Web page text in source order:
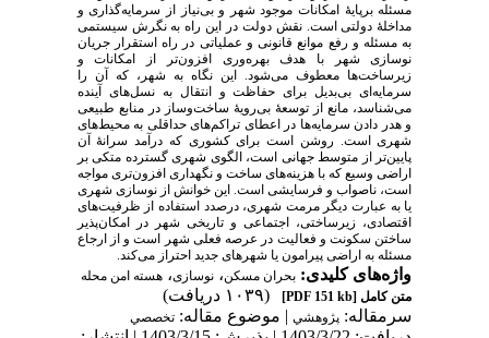
مسئله‌ بر‌پایۀ امکانات موجود شهر و بی‌نیاز از سرمایه‌گذاری و
مداخلۀ دولتی است. نقش دولت در این راه به نگرش سیستمی
به مسئله و رفع موانع قانونی و عملیاتی در راه استقرار جریان
نوسازی شهر با هدف بهره‌وری افزون‌تر از امکانات و
زیرساخت‌ها معطوف می‌شود. این نگاه به شهر، که آن را
سرمایه‌ای بی‌بدیل برای حفاظت و انتقال به نسل‌های آینده
می‌شناسد، مانع از توسعۀ بی‌رویۀ ساخت‌وساز در منابع طبیعی
و هدر دادن سرمایه‌ها در اعطای تراکم‌های حداقلی به محیط‌های
شهری است. روشن است برای کشوری که درآمد سرانۀ آن
پایین‌تر از متوسط جهانی است، الگوی شهری گسترده متکی ‌بر
اراضی وسیع که با هزینه‌های ساخت و نگهداری افزون‌تری مواجه
است، ناصواب و فرسایشی است. این خوانش از نوسازی شهری
یا به عبارت دیگر مرمت شهری، درصدد استفاده از ظرفیت‌های
اقتصادی، زیرساختی، اجتماعی و تاریخی شهر در امکان‌پذیر
ساختن سکونت و فعالیت در عرصه فعلی شهر است و از ارجاع
مسئله به اراضی پیرامون یا شهرهای جدید احتراز می‌کند.
واژه‌های کلیدی: بحران مسکن، نوسازی، هسته امن محله
متن کامل [PDF 151 kb]
(۱۰۳۹ دریافت)
سرمقاله: پژوهشي| موضوع مقاله: تخصصي